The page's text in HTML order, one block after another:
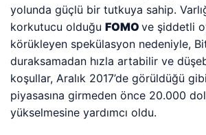
yolunda güçlü bir tutkuya sahip.
korkutucu olduğuFOMOve şiddetli
körükleyen spekülasyon nedeniyle,
duraksamadan hızla artabilir ve
koşullar, Aralık 2017’de görüldüğü
piyasasına girmeden önce 20.000
yükselmesine yardımcı oldu.